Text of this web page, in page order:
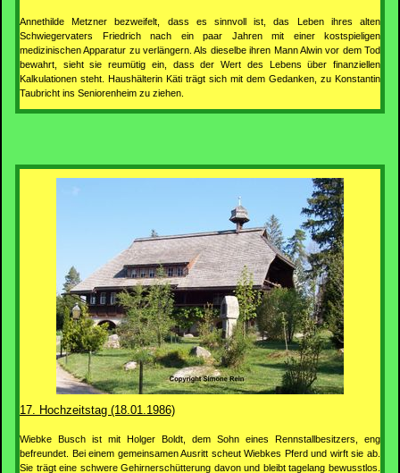
Annethilde Metzner bezweifelt, dass es sinnvoll ist, das Leben ihres alten
Schwiegervaters Friedrich nach ein paar Jahren mit einer kostspieligen
medizinischen Apparatur zu verlängern. Als dieselbe ihren Mann Alwin vor dem Tod
bewahrt, sieht sie reumütig ein, dass der Wert des Lebens über finanziellen
Kalkulationen steht. Haushälterin Käti trägt sich mit dem Gedanken, zu Konstantin
Taubricht ins Seniorenheim zu ziehen.
17. Hochzeitstag (18.01.1986)
Wiebke Busch ist mit Holger Boldt, dem Sohn eines Rennstallbesitzers, eng
befreundet. Bei einem gemeinsamen Ausritt scheut Wiebkes Pferd und wirft sie ab.
Sie trägt eine schwere Gehirnerschütterung davon und bleibt tagelang bewusstlos.